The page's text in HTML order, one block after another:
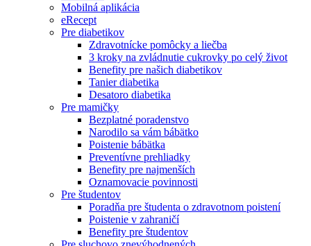
Mobilná aplikácia
eRecept
Pre diabetikov
Zdravotnícke pomôcky a liečba
3 kroky na zvládnutie cukrovky po celý život
Benefity pre našich diabetikov
Tanier diabetika
Desatoro diabetika
Pre mamičky
Bezplatné poradenstvo
Narodilo sa vám bábätko
Poistenie bábätka
Preventívne prehliadky
Benefity pre najmenších
Oznamovacie povinnosti
Pre študentov
Poradňa pre študenta o zdravotnom poistení
Poistenie v zahraničí
Benefity pre študentov